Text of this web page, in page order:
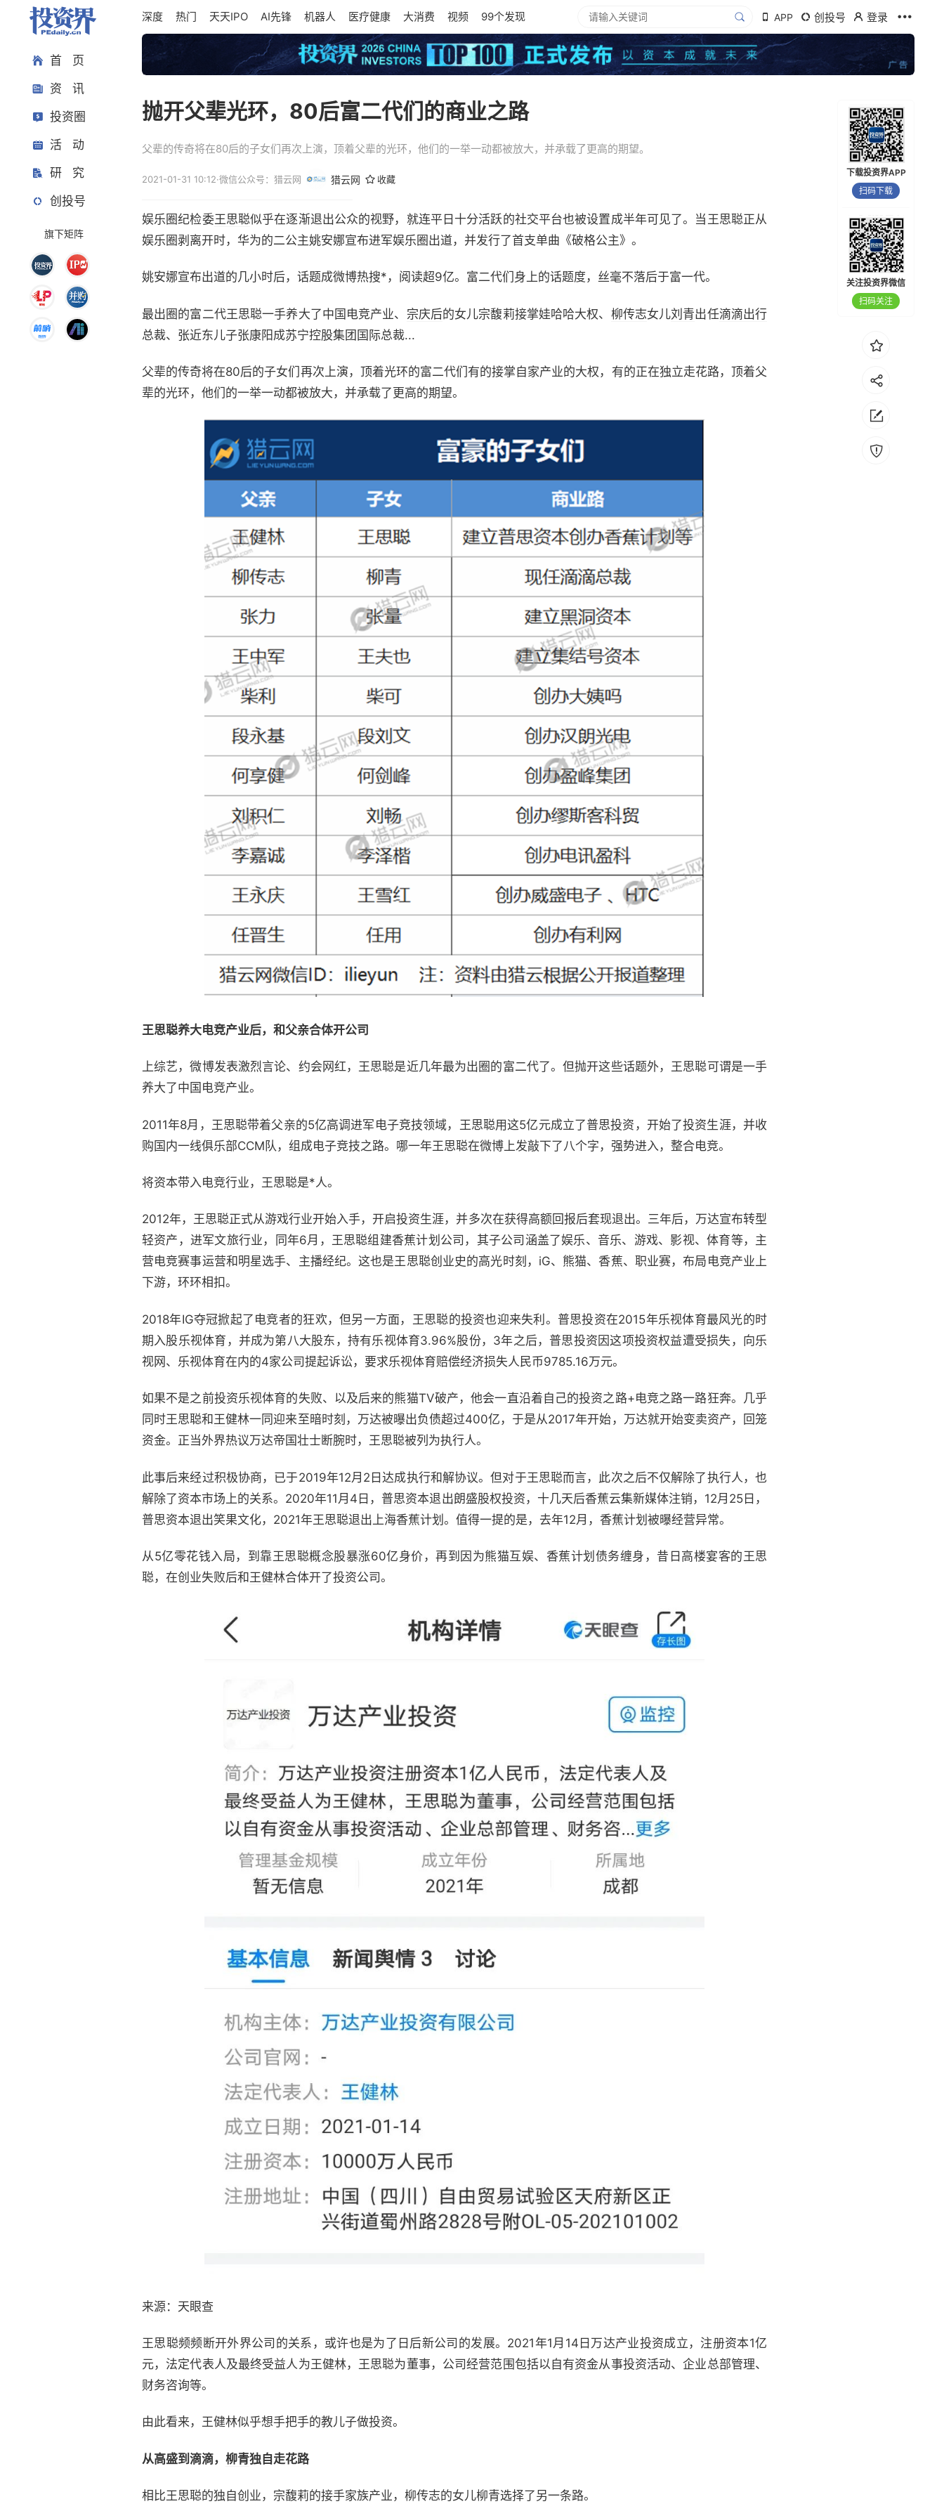
首 页
资 讯
投资圈
活 动
研 究
创投号
旗下矩阵
深度 热门 天天IPO AI先锋 机器人 医疗健康 大消费 视频 99个发现 APP 创投号 登录
抛开父辈光环，80后富二代们的商业之路
父辈的传奇将在80后的子女们再次上演，顶着父辈的光环，他们的一举一动都被放大，并承载了更高的期望。
2021-01-31 10:12·微信公众号：猎云网 猎云网 收藏
娱乐圈纪检委王思聪似乎在逐渐退出公众的视野，就连平日十分活跃的社交平台也被设置成半年可见了。当王思聪正从
娱乐圈剥离开时，华为的二公主姚安娜宣布进军娱乐圈出道，并发行了首支单曲《破格公主》。
姚安娜宣布出道的几小时后，话题成微博热搜*，阅读超9亿。富二代们身上的话题度，丝毫不落后于富一代。
最出圈的富二代王思聪一手养大了中国电竞产业、 宗庆后的女儿宗馥莉接掌娃哈哈大权、 柳传志女儿刘青出任滴滴出行
总裁、张近东儿子张康阳成苏宁控股集团国际总裁...
父辈的传奇将在80后的子女们再次上演，顶着光环的富二代们有的接掌自家产业的大权，有的正在独立走花路，顶着父
辈的光环，他们的一举一动都被放大，并承载了更高的期望。
王思聪养大电竞产业后，和父亲合体开公司
上综艺，微博发表激烈言论、约会网红，王思聪是近几年最为出圈的富二代了。但抛开这些话题外，王思聪可谓是一手
养大了中国电竞产业。
2011年8月，王思聪带着父亲的5亿高调进军电子竞技领域，王思聪用这5亿元成立了普思投资，开始了投资生涯，并收
购国内一线俱乐部CCM队，组成电子竞技之路。哪一年王思聪在微博上发敲下了八个字，强势进入，整合电竞。
将资本带入电竞行业，王思聪是*人。
2012年，王思聪正式从游戏行业开始入手，开启投资生涯，并多次在获得高额回报后套现退出。三年后，万达宣布转型
轻资产，进军文旅行业，同年6月，王思聪组建香蕉计划公司，其子公司涵盖了娱乐、音乐、游戏、影视、体育等，主
营电竞赛事运营和明星选手、主播经纪。这也是王思聪创业史的高光时刻，iG、熊猫、香蕉、职业赛，布局电竞产业上
下游，环环相扣。
2018年IG夺冠掀起了电竞者的狂欢，但另一方面，王思聪的投资也迎来失利。普思投资在2015年乐视体育最风光的时
期入股 乐视体育 ，并成为第八大股东，持有乐视体育3.96%股份，3年之后，普思投资因这项投资权益遭受损失，向乐
视网、乐视体育在内的4家公司提起诉讼，要求乐视体育赔偿经济损失人民币9785.16万元。
如果不是之前投资乐视体育的失败、以及后来的熊猫TV破产，他会一直沿着自己的投资之路+电竞之路一路狂奔。几乎
同时王思聪和 王健林一同迎来至暗时刻，万达被曝出负债超过400亿，于是从2017年开始，万达就开始变卖资产，回笼
资金。正当外界热议万达帝国壮士断腕时，王思聪被列为执行人。
此事后来经过积极协商，已于2019年12月2日达成执行和解协议。但对于王思聪而言，此次之后不仅解除了执行人，也
解除了资本市场上的关系。2020年11月4日，普思资本退出朗盛股权投资，十几天后香蕉云集新媒体注销，12月25日，
普思资本退出笑果文化，2021年王思聪退出上海香蕉计划。值得一提的是，去年12月，香蕉计划被曝经营异常。
从5亿零花钱入局，到靠王思聪概念股暴涨60亿身价，再到因为熊猫互娱、香蕉计划债务缠身，昔日高楼宴客的王思
聪，在创业失败后和王健林合体开了投资公司。
来源：天眼查
王思聪频频断开外界公司的关系，或许也是为了日后新公司的发展。2021年1月14日万达产业投资成立，注册资本1亿
元，法定代表人及最终受益人为王健林，王思聪为董事，公司经营范围包括以自有资金从事投资活动、企业总部管理、
财务咨询等。
由此看来，王健林似乎想手把手的教儿子做投资。
从高盛到滴滴， 柳青独自走花路
相比王思聪的独自创业，宗馥莉的接手家族产业，柳传志的女儿柳青选择了另一条路。
下载投资界APP
扫码下载
关注投资界微信
扫码关注